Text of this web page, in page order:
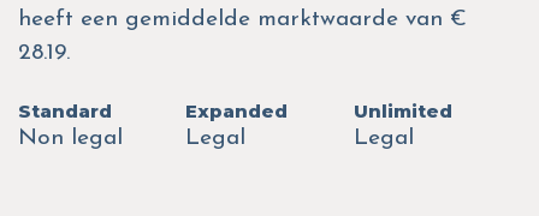
heeft een gemiddelde marktwaarde van €
28.19.
Standard
Non legal
Expanded
Legal
Unlimited
Legal